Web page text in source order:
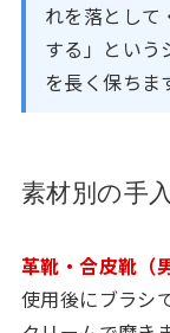
れを落として
する」という
を長く保ちま
素材別の手
革靴・合皮靴（
使用後にブラシ